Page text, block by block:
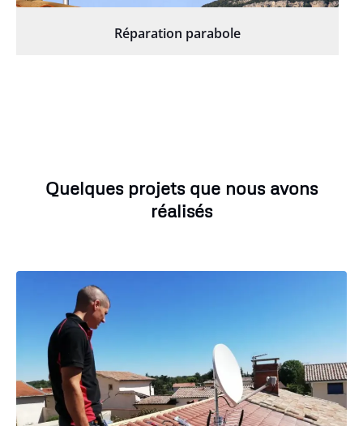
Réparation parabole
Quelques projets que nous avons
réalisés